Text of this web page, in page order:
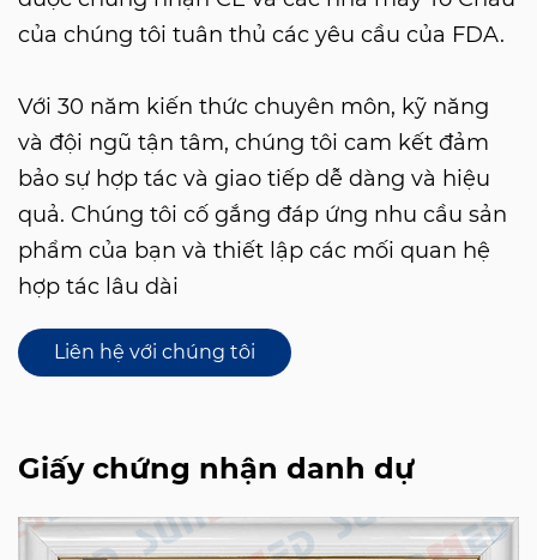
của chúng tôi tuân thủ các yêu cầu của FDA.
Với 30 năm kiến ​​thức chuyên môn, kỹ năng
và đội ngũ tận tâm, chúng tôi cam kết đảm
bảo sự hợp tác và giao tiếp dễ dàng và hiệu
quả. Chúng tôi cố gắng đáp ứng nhu cầu sản
phẩm của bạn và thiết lập các mối quan hệ
hợp tác lâu dài
Liên hệ với chúng tôi
Giấy chứng nhận danh dự